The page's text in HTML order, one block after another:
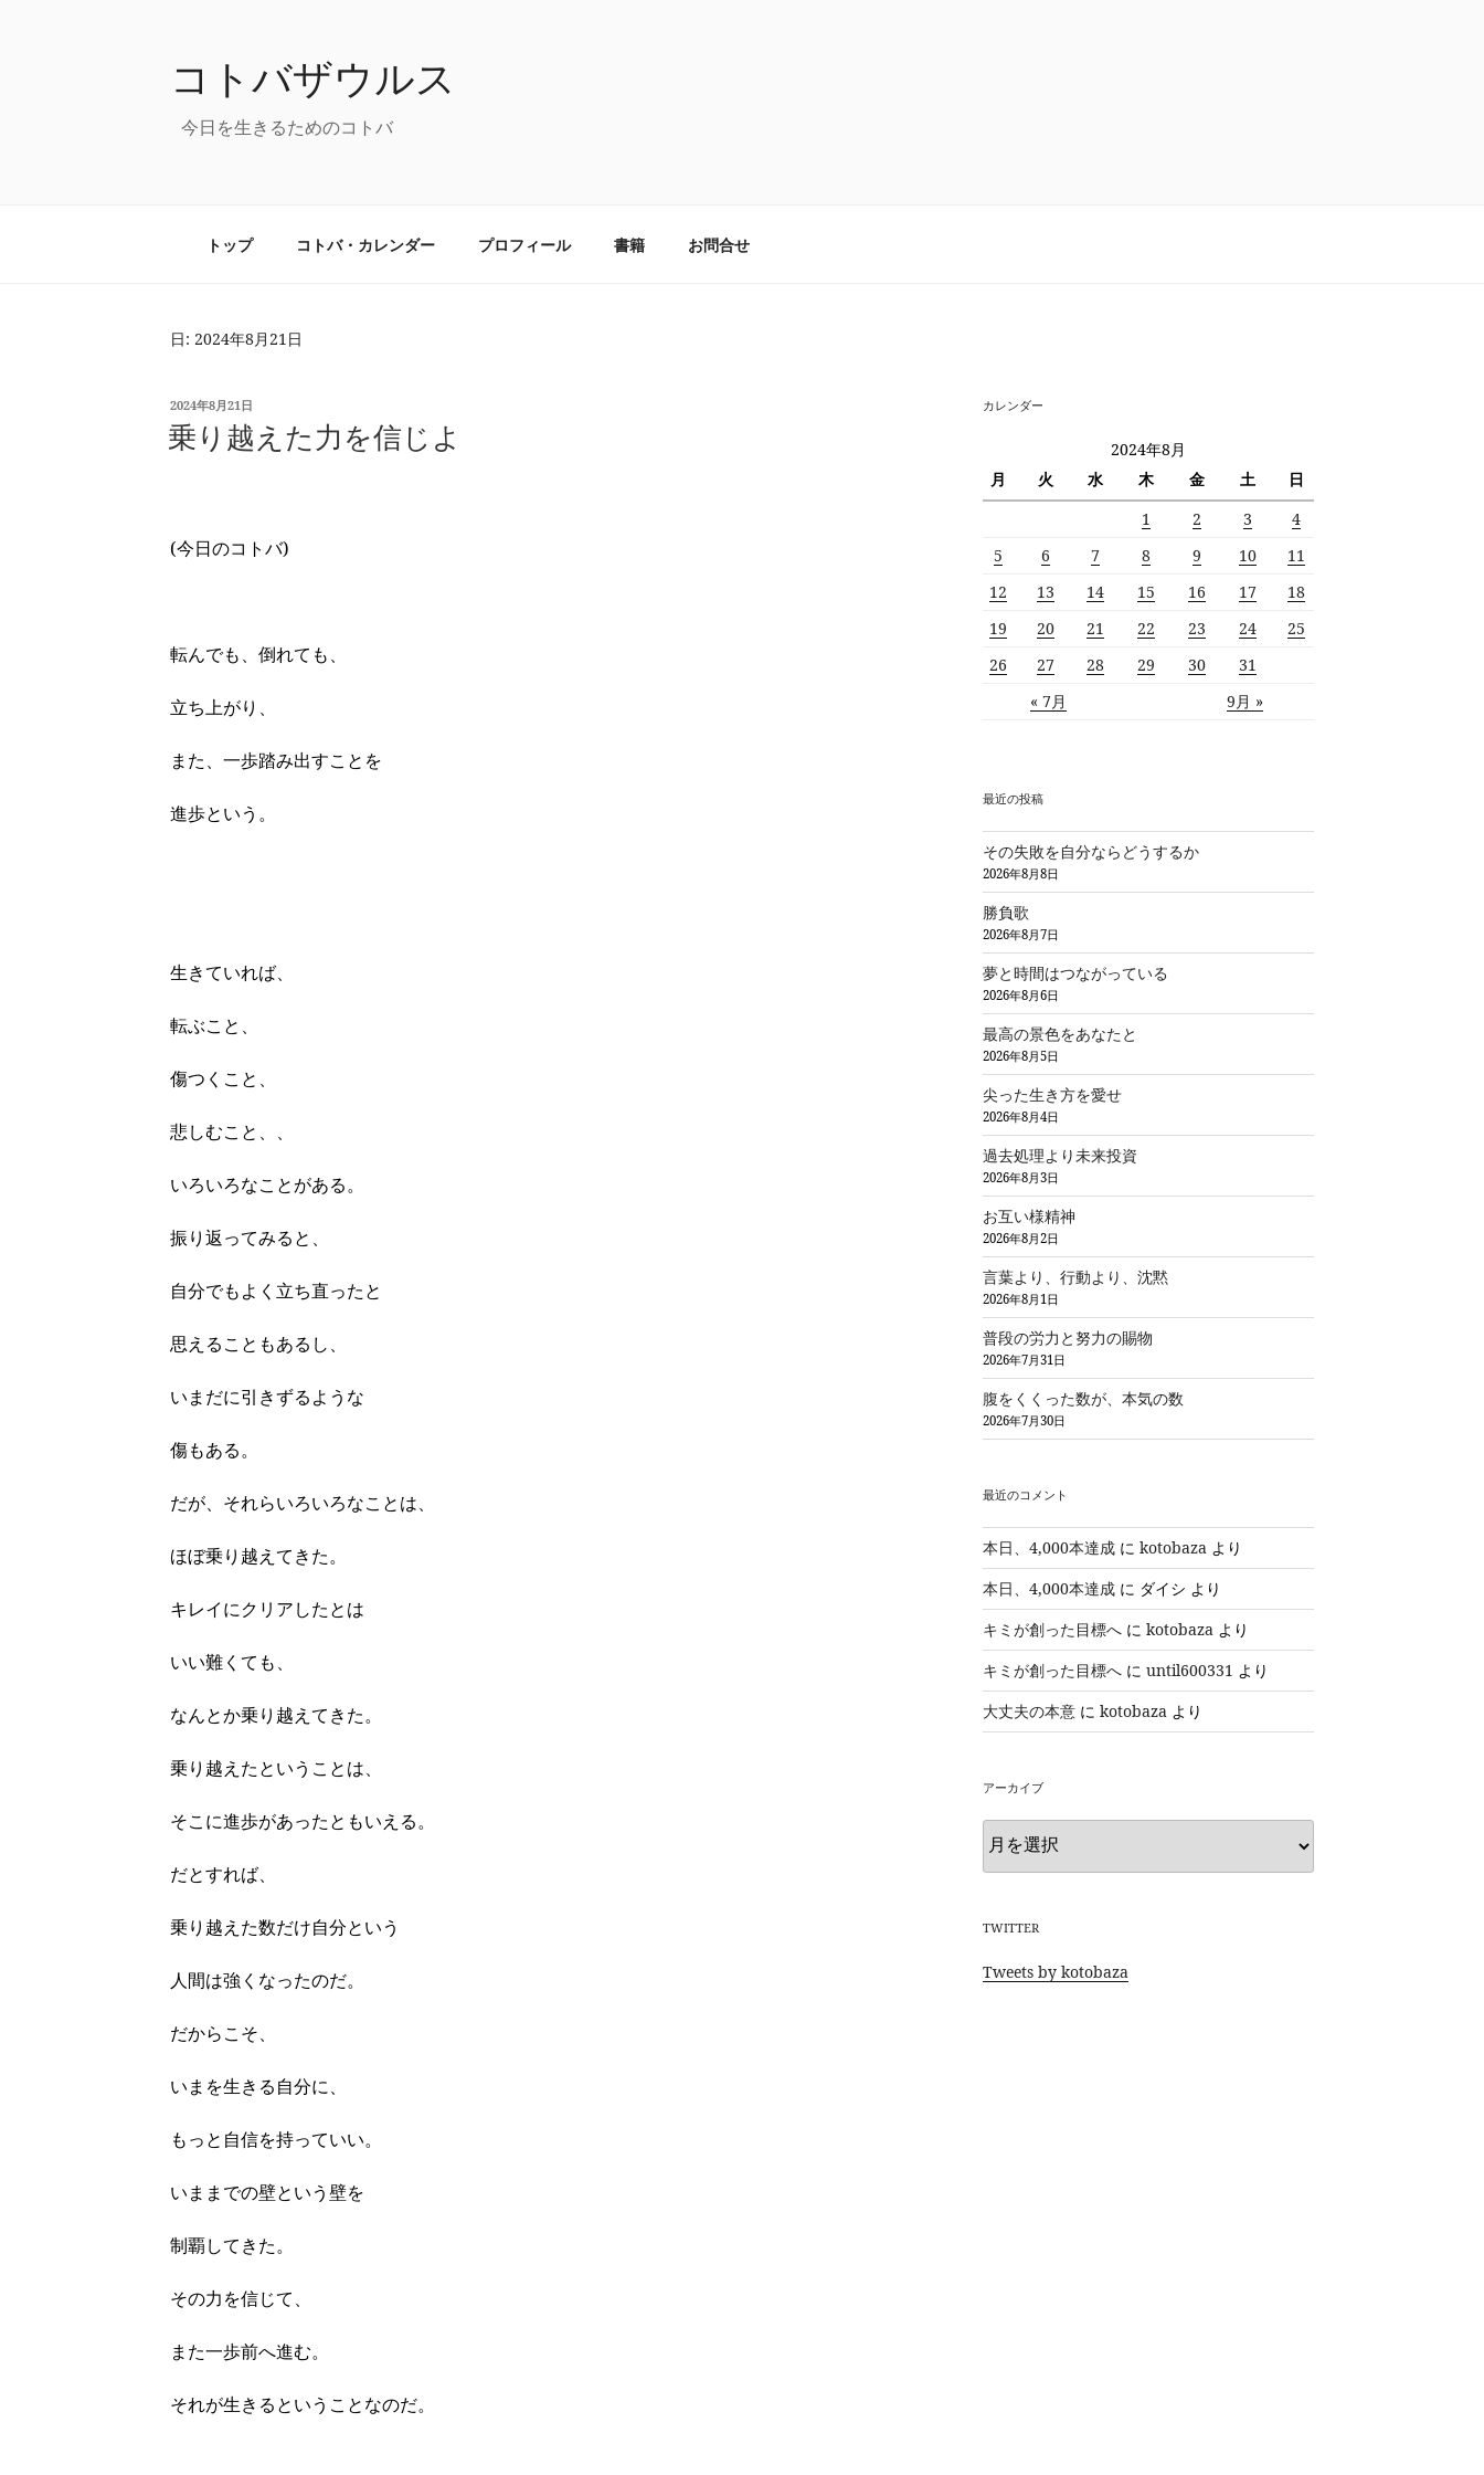
コトバザウルス
今日を生きるためのコトバ
トップ コトバ・カレンダー プロフィール 書籍 お問合せ
日: 2024年8月21日
投
稿
日:
2024年8月21日
乗り越えた力を信じよ
(今日のコトバ)
転んでも、倒れても、
立ち上がり、
また、一歩踏み出すことを
進歩という。
生きていれば、
転ぶこと、
傷つくこと、
悲しむこと、、
いろいろなことがある。
振り返ってみると、
自分でもよく立ち直ったと
思えることもあるし、
いまだに引きずるような
傷もある。
だが、それらいろいろなことは、
ほぼ乗り越えてきた。
キレイにクリアしたとは
いい難くても、
なんとか乗り越えてきた。
乗り越えたということは、
そこに進歩があったともいえる。
だとすれば、
乗り越えた数だけ自分という
人間は強くなったのだ。
だからこそ、
いまを生きる自分に、
もっと自信を持っていい。
いままでの壁という壁を
制覇してきた。
その力を信じて、
また一歩前へ進む。
それが生きるということなのだ。
カレンダー
2024年8月
月
火 水 木 金 土 日
« 7月 9月 »
1 2 3
4
5
6 7 8 9 10
11
12
13 14 15 16 17
18
19
20 21 22 23 24
25
26
27 28 29 30 31
最近の投稿
その失敗を自分ならどうするか
2026年8月8日
勝負歌
2026年8月7日
夢と時間はつながっている
2026年8月6日
最高の景色をあなたと
2026年8月5日
尖った生き方を愛せ
2026年8月4日
過去処理より未来投資
2026年8月3日
お互い様精神
2026年8月2日
言葉より、行動より、沈黙
2026年8月1日
普段の労力と努力の賜物
2026年7月31日
腹をくくった数が、本気の数
2026年7月30日
最近のコメント
本日、4,000本達成に kotobaza より
本日、4,000本達成に ダイシ より
キミが創った目標へに kotobaza より
キミが創った目標へに until600331 より
大丈夫の本意に kotobaza より
アーカイブ
ー
カ
ブ
TWITTER
Tweets by kotobaza